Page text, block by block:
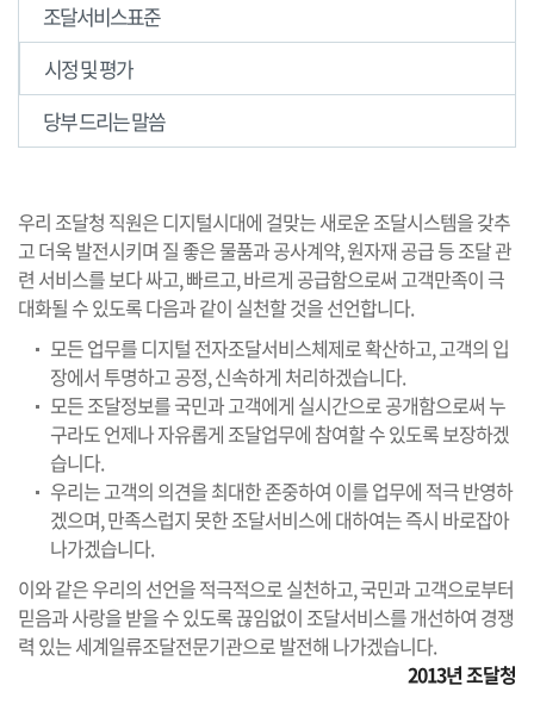
조달서비스표준
시정 및 평가
당부 드리는 말씀
우리 조달청 직원은 디지털시대에 걸맞는 새로운 조달시스템을 갖추
고 더욱 발전시키며 질 좋은 물품과 공사계약, 원자재 공급 등 조달 관
련 서비스를 보다 싸고, 빠르고, 바르게 공급함으로써 고객만족이 극
대화될 수 있도록 다음과 같이 실천할 것을 선언합니다.
모든 업무를 디지털 전자조달서비스체제로 확산하고, 고객의 입
장에서 투명하고 공정, 신속하게 처리하겠습니다.
모든 조달정보를 국민과 고객에게 실시간으로 공개함으로써 누
구라도 언제나 자유롭게 조달업무에 참여할 수 있도록 보장하겠
습니다.
우리는 고객의 의견을 최대한 존중하여 이를 업무에 적극 반영하
겠으며, 만족스럽지 못한 조달서비스에 대하여는 즉시 바로잡아
나가겠습니다.
이와 같은 우리의 선언을 적극적으로 실천하고, 국민과 고객으로부터
믿음과 사랑을 받을 수 있도록 끊임없이 조달서비스를 개선하여 경쟁
력 있는 세계일류조달전문기관으로 발전해 나가겠습니다.
2013년 조달청